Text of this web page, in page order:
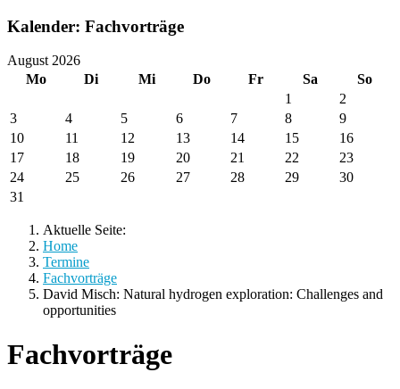
Kalender: Fachvorträge
August 2026
Mo
Di Mi Do Fr Sa
So
1
2
3
4 5 6 7 8
9
10
11 12 13 14 15
16
17
18 19 20 21 22
23
24
25 26 27 28 29
30
31
Aktuelle Seite:
Home
Termine
Fachvorträge
David Misch: Natural hydrogen exploration: Challenges and
opportunities
Fachvorträge